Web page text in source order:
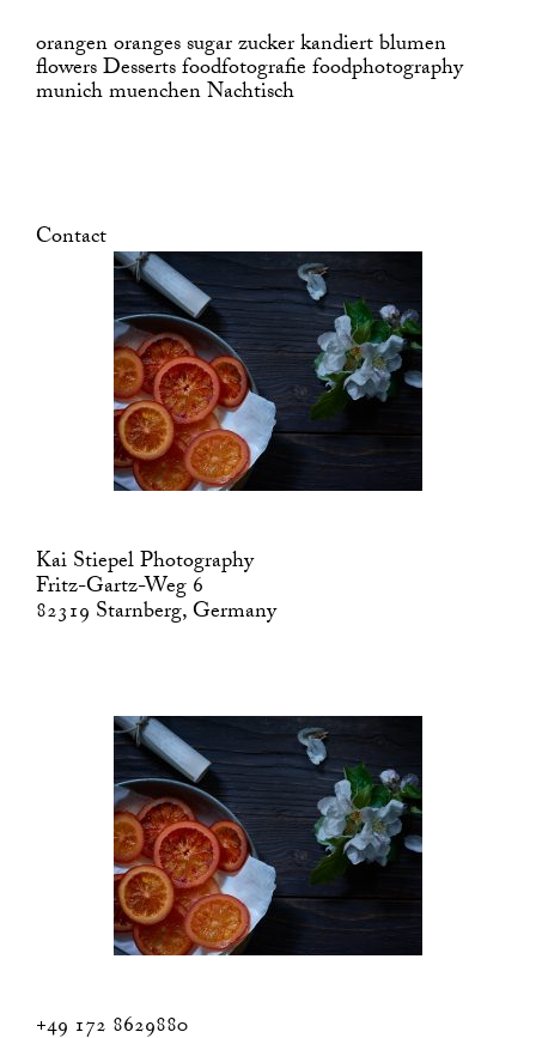
orangen oranges sugar zucker kandiert blumen
flowers Desserts foodfotografie foodphotography
munich muenchen Nachtisch
Contact
Kai Stiepel Photography
Fritz-Gartz-Weg 6
82319 Starnberg, Germany
+49 172 8629880